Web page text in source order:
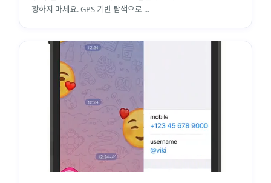
황하지 마세요. GPS 기반 탐색으로 ...